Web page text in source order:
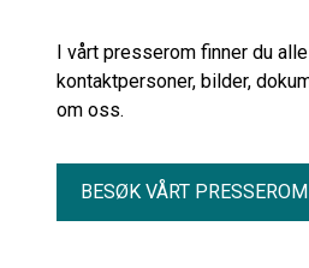
I vårt presserom finner du
kontaktpersoner, bilder,
om oss.
BESØK VÅRT PRESSEROM